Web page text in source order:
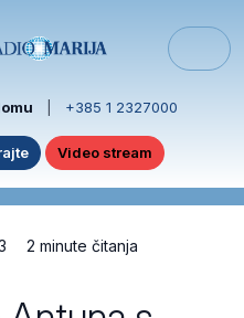
+385 1 2327000
Video stream
2 minute čitanja